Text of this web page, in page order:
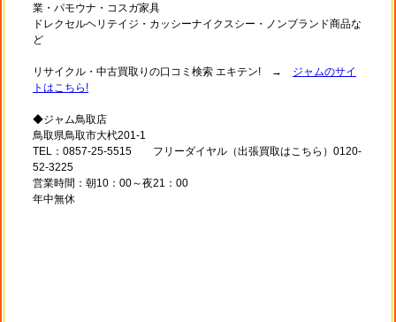
業・パモウナ・コスガ家具
ドレクセルヘリテイジ・カッシーナイクスシー・ノンブランド商品な
ど
リサイクル・中古買取りの口コミ検索 エキテン! → ジャムのサイ
トはこちら!
◆ジャム鳥取店
鳥取県鳥取市大杙201-1
TEL：0857-25-5515 フリーダイヤル（出張買取はこちら）0120-
52-3225
営業時間：朝10：00～夜21：00
年中無休